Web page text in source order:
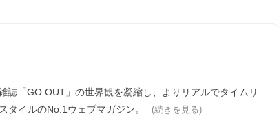
誌「GO OUT」の世界観を凝縮し、よりリアルでタイムリ
タイルのNo.1ウェブマガジン。
(続きを見る)